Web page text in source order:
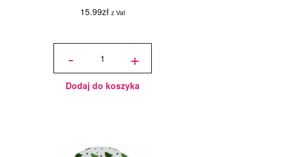
15.99zł z Vat
-
ilość
FRACTAL
30 g -
różowy +
Dodaj do koszyka